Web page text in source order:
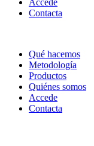
Accede
Contacta
Qué hacemos
Metodología
Productos
Quiénes somos
Accede
Contacta